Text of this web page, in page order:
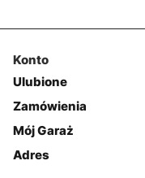
Konto
Ulubione
Zamówienia
Mój Garaż
Adres